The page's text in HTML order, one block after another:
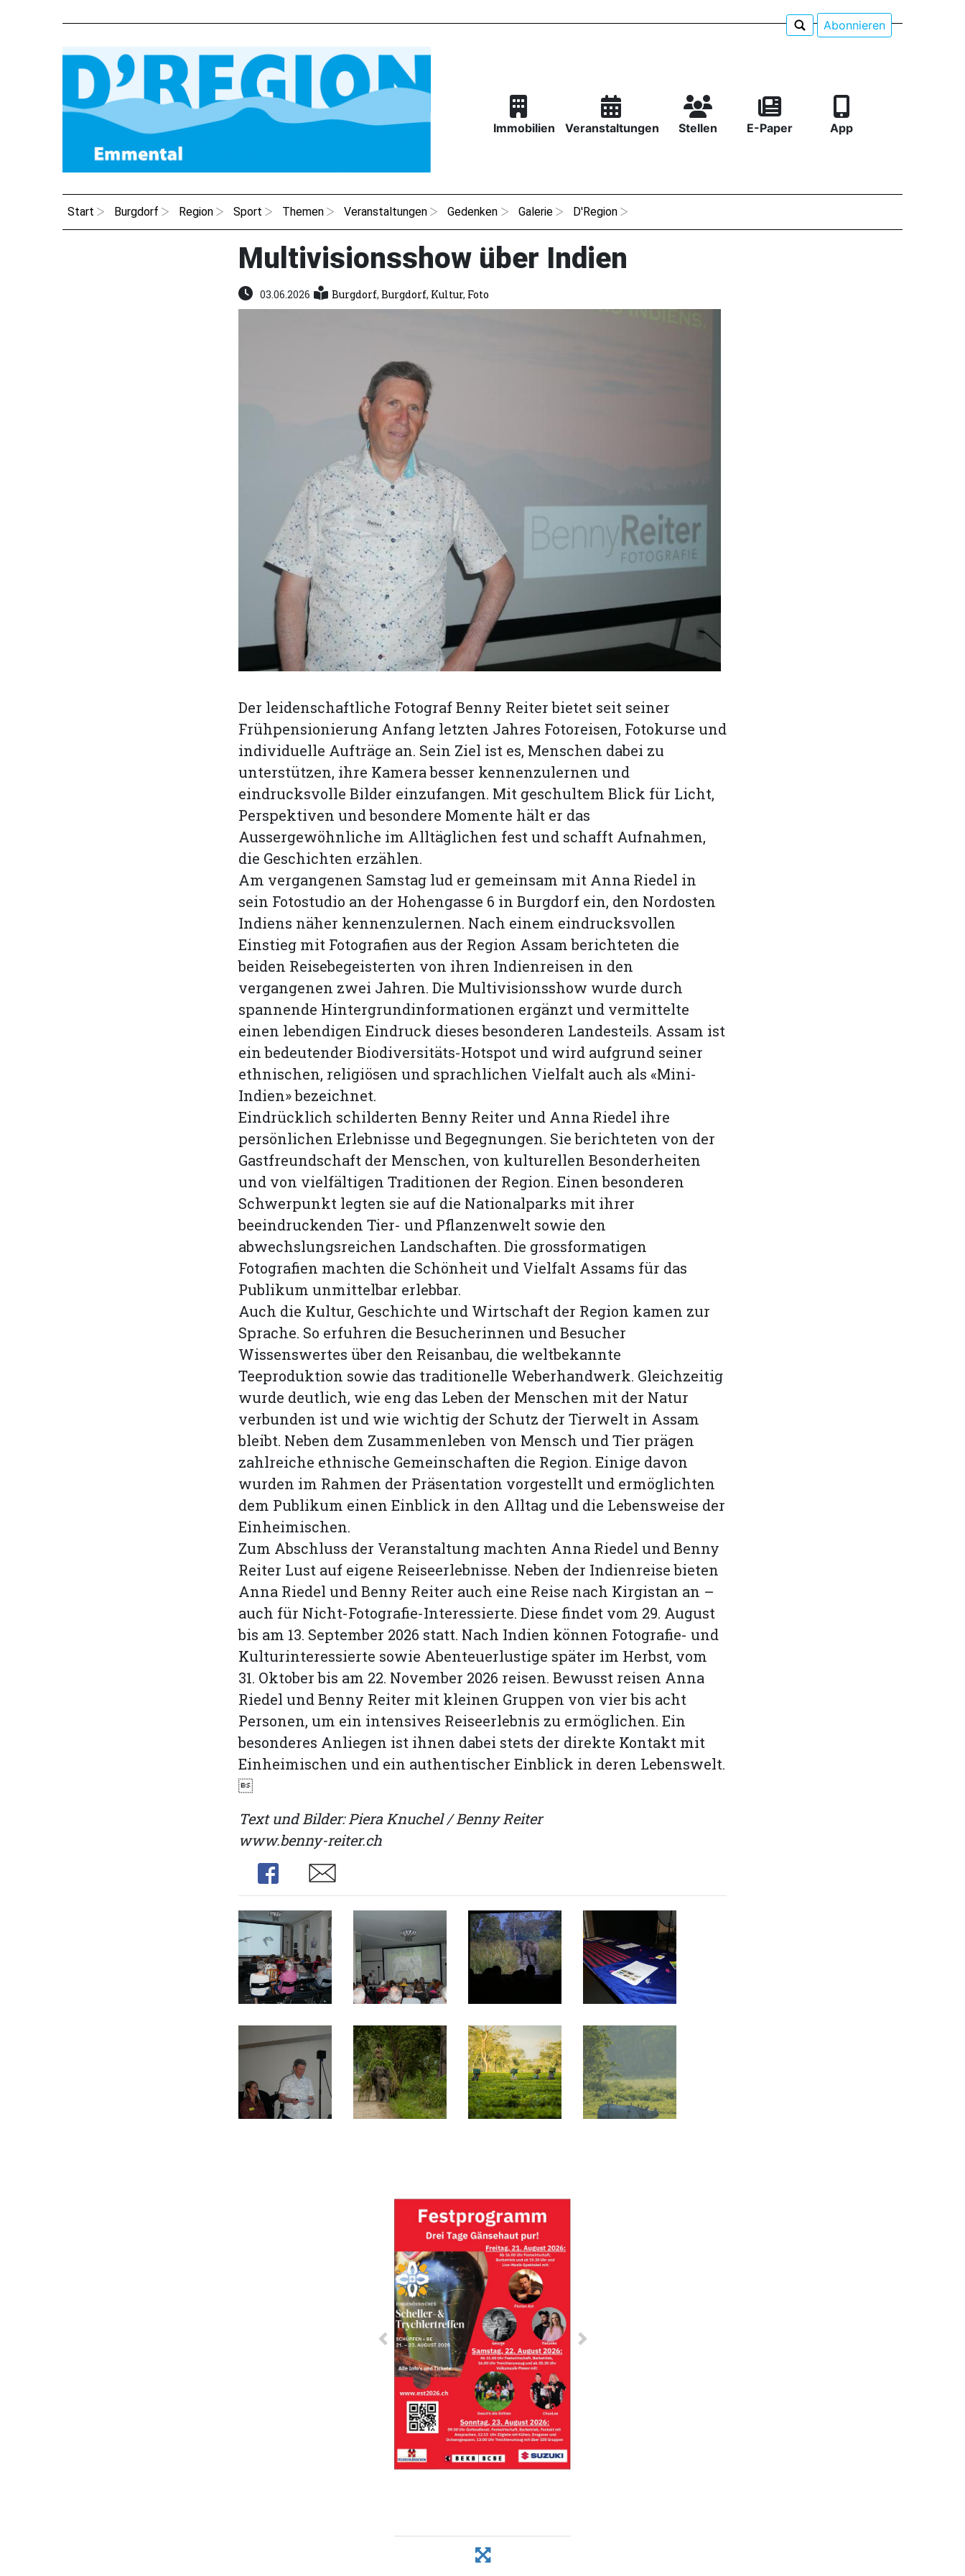
Abonnieren
Immobilien Veranstaltungen Stellen E-Paper App
Start Burgdorf Region Sport Themen Veranstaltungen Gedenken Galerie D'Region
Multivisionsshow über Indien
03.06.2026 Burgdorf, Burgdorf, Kultur, Foto
Der leidenschaftliche Fotograf Benny Reiter bietet seit seiner
Frühpensionierung Anfang letzten Jahres Fotoreisen, Fotokurse und
individuelle Aufträge an. Sein Ziel ist es, Menschen dabei zu
unterstützen, ihre Kamera besser kennenzulernen und
eindrucksvolle Bilder einzufangen. Mit geschultem Blick für Licht,
Perspektiven und besondere Momente hält er das
Aussergewöhnliche im Alltäglichen fest und schafft Aufnahmen,
die Geschichten erzählen.
Am vergangenen Samstag lud er gemeinsam mit Anna Riedel in
sein Fotostudio an der Hohengasse 6 in Burgdorf ein, den Nordosten
Indiens näher kennenzulernen. Nach einem eindrucksvollen
Einstieg mit Fotografien aus der Region Assam berichteten die
beiden Reisebegeisterten von ihren Indienreisen in den
vergangenen zwei Jahren. Die Multivisionsshow wurde durch
spannende Hintergrundinformationen ergänzt und vermittelte
einen lebendigen Eindruck dieses besonderen Landesteils. Assam ist
ein bedeutender Biodiversitäts-Hotspot und wird aufgrund seiner
ethnischen, religiösen und sprachlichen Vielfalt auch als «Mini-
Indien» bezeichnet.
Eindrücklich schilderten Benny Reiter und Anna Riedel ihre
persönlichen Erlebnisse und Begegnungen. Sie berichteten von der
Gastfreundschaft der Menschen, von kulturellen Besonderheiten
und von vielfältigen Traditionen der Region. Einen besonderen
Schwerpunkt legten sie auf die Nationalparks mit ihrer
beeindruckenden Tier- und Pflanzenwelt sowie den
abwechslungsreichen Landschaften. Die grossformatigen
Fotografien machten die Schönheit und Vielfalt Assams für das
Publikum unmittelbar erlebbar.
Auch die Kultur, Geschichte und Wirtschaft der Region kamen zur
Sprache. So erfuhren die Besucherinnen und Besucher
Wissenswertes über den Reisanbau, die weltbekannte
Teeproduktion sowie das traditionelle Weberhandwerk. Gleichzeitig
wurde deutlich, wie eng das Leben der Menschen mit der Natur
verbunden ist und wie wichtig der Schutz der Tierwelt in Assam
bleibt. Neben dem Zusammenleben von Mensch und Tier prägen
zahlreiche ethnische Gemeinschaften die Region. Einige davon
wurden im Rahmen der Präsentation vorgestellt und ermöglichten
dem Publikum einen Einblick in den Alltag und die Lebensweise der
Einheimischen.
Zum Abschluss der Veranstaltung machten Anna Riedel und Benny
Reiter Lust auf eigene Reiseerlebnisse. Neben der Indienreise bieten
Anna Riedel und Benny Reiter auch eine Reise nach Kirgistan an –
auch für Nicht-Fotografie-Interessierte. Diese findet vom 29. August
bis am 13. September 2026 statt. Nach Indien können Fotografie- und
Kulturinteressierte sowie Abenteuerlustige später im Herbst, vom
31. Oktober bis am 22. November 2026 reisen. Bewusst reisen Anna
Riedel und Benny Reiter mit kleinen Gruppen von vier bis acht
Personen, um ein intensives Reiseerlebnis zu ermöglichen. Ein
besonderes Anliegen ist ihnen dabei stets der direkte Kontakt mit
Einheimischen und ein authentischer Einblick in deren Lebenswelt.

Text und Bilder: Piera Knuchel / Benny Reiter
www.benny-reiter.ch
Share
Share